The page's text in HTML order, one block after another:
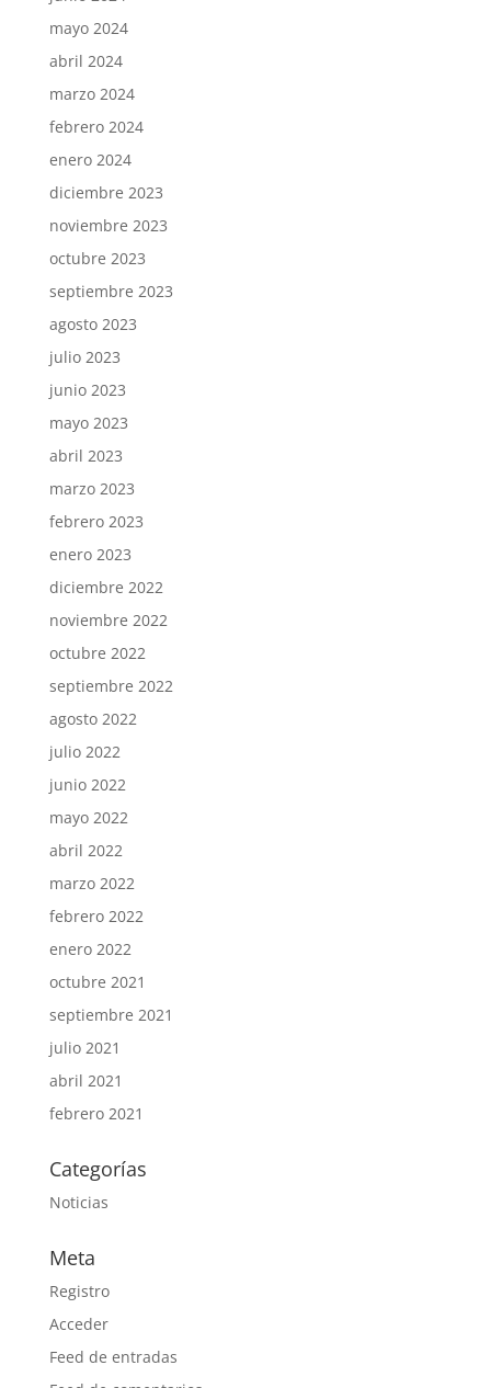
mayo 2024
abril 2024
marzo 2024
febrero 2024
enero 2024
diciembre 2023
noviembre 2023
octubre 2023
septiembre 2023
agosto 2023
julio 2023
junio 2023
mayo 2023
abril 2023
marzo 2023
febrero 2023
enero 2023
diciembre 2022
noviembre 2022
octubre 2022
septiembre 2022
agosto 2022
julio 2022
junio 2022
mayo 2022
abril 2022
marzo 2022
febrero 2022
enero 2022
octubre 2021
septiembre 2021
julio 2021
abril 2021
febrero 2021
Categorías
Noticias
Meta
Registro
Acceder
Feed de entradas